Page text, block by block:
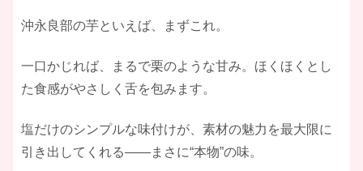
沖永良部の芋といえば、まずこれ。
一口かじれば、まるで栗のような甘み。ほくほくとし
た食感がやさしく舌を包みます。
塩だけのシンプルな味付けが、素材の魅力を最大限に
引き出してくれる――まさに“本物”の味。